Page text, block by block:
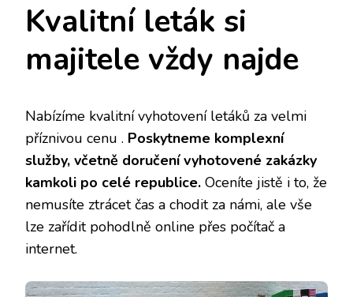
Kvalitní leták si
majitele vždy najde
Nabízíme kvalitní vyhotovení letáků za velmi
příznivou cenu . Poskytneme komplexní
služby, včetně doručení vyhotovené zakázky
kamkoli po celé republice. Oceníte jistě i to, že
nemusíte ztrácet čas a chodit za námi, ale vše
lze zařídit pohodlně online přes počítač a
internet.